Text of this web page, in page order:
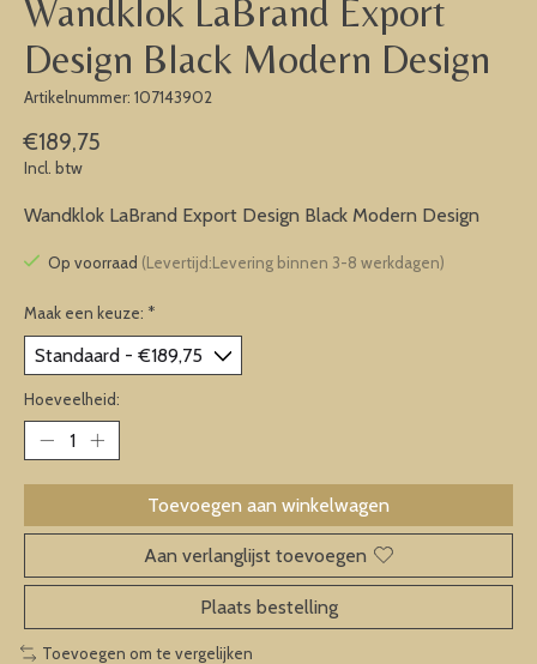
Wandklok LaBrand Export
Design Black Modern Design
Artikelnummer: 107143902
€189,75
Incl. btw
Wandklok LaBrand Export Design Black Modern Design
Op voorraad (Levertijd:Levering binnen 3-8 werkdagen)
Maak een keuze: *
Hoeveelheid:
Toevoegen aan winkelwagen
Aan verlanglijst toevoegen
Plaats bestelling
Toevoegen om te vergelijken